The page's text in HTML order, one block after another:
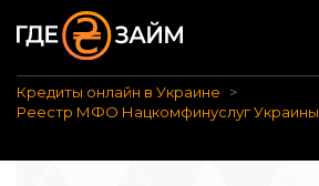
Кредиты онлайн в Украине
Реестр МФО Нацкомфинуслуг Украины